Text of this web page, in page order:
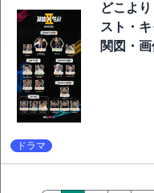
どこよ
スト・
関図・
ドラマ